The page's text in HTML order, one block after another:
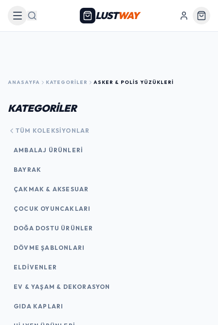
Arama LUSTWAY
ANASAYFA KATEGORILER ASKER & POLIS YÜZÜKLERI
KATEGORİLER
TÜM KOLEKSIYONLAR
AMBALAJ ÜRÜNLERI
BAYRAK
ÇAKMAK & AKSESUAR
ÇOCUK OYUNCAKLARI
DOĞA DOSTU ÜRÜNLER
DÖVME ŞABLONLARI
ELDIVENLER
EV & YAŞAM & DEKORASYON
GIDA KAPLARI